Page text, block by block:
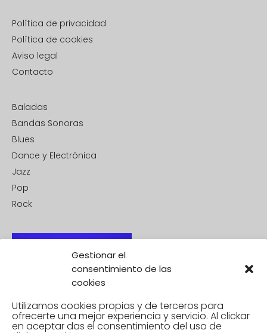
Gestionar el
consentimiento de las
cookies
Utilizamos cookies propias y de terceros para
ofrecerte una mejor experiencia y servicio. Al clickar
en aceptardas el consentimiento del uso de
Política de privacidad
Política de cookies
Aviso legal
Contacto
Baladas
Bandas Sonoras
Blues
Dance y Electrónica
Jazz
Pop
Rock